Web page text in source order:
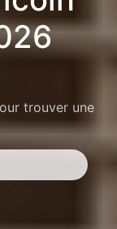
trouver une